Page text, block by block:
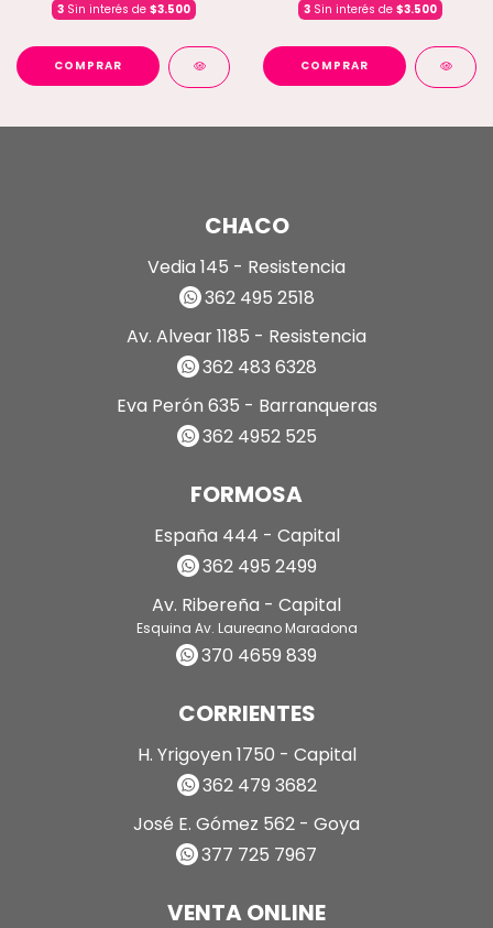
3Sin interés de $3.500
COMPRAR
3Sin interés de $3.500
COMPRAR
CHACO
Vedia 145 - Resistencia
362 495 2518
Av. Alvear 1185 - Resistencia
362 483 6328
Eva Perón 635 - Barranqueras
362 4952 525
FORMOSA
España 444 - Capital
362 495 2499
Av. Ribereña - Capital
Esquina Av. Laureano Maradona
370 4659 839
CORRIENTES
H. Yrigoyen 1750 - Capital
362 479 3682
José E. Gómez 562 - Goya
377 725 7967
VENTA ONLINE